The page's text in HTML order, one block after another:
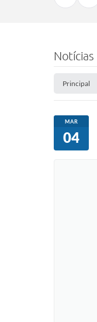
Notícias
Principal
MAR
04